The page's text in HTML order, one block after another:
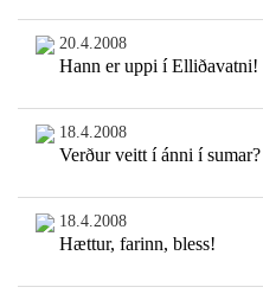
20.4.2008
Hann er uppi í Elliðavatni!
18.4.2008
Verður veitt í ánni í sumar?
18.4.2008
Hættur, farinn, bless!